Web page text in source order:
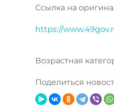
Ссылка на
https://
Возрастная
Поделиться